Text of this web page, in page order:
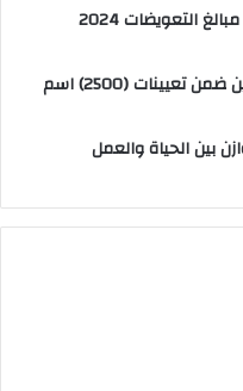
التعويضات 2024
(2500) اسم
بين الحياة والعمل